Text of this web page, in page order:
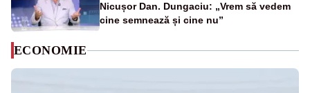
Nicușor Dan. Dungaciu: „Vrem să vedem
cine semnează și cine nu”
ECONOMIE